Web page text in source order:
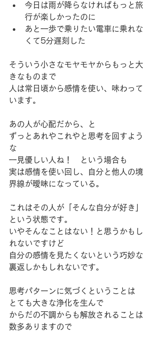
今日は雨が降らなければもっと旅
行が楽しかったのに
あと一歩で乗りたい電車に乗れな
くて5分遅刻した
そういう小さなモヤモヤからもっと大
きなものまで
人は常日頃から感情を使い、味わって
います。
あの人が心配だから、と
ずっとあれやこれやと思考を回すよう
な
一見優しい人ね！　という場合も
実は感情を使い回し、自分と他人の境
界線が曖昧になっている。
これはその人が「そんな自分が好き」
という状態です。
いやそんなことはない！と思うかもし
れないですけど
自分の感情を見たくないという巧妙な
裏返しかもしれないです。
思考パターンに気づくということは
とても大きな浄化を生んで
からだの不調からも解放されることは
数多ありますので